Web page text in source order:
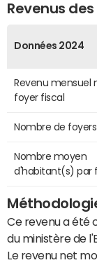
Revenus
Données 2024
Revenu mensuel
foyer fiscal
Nombre de
Nombre moyen
d'habitant(s) par
Ce revenu a été
du ministère de
Le revenu net